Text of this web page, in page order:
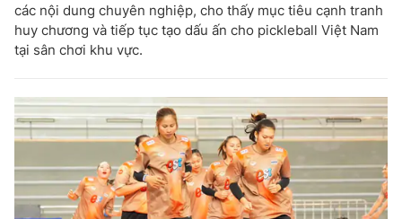
các nội dung chuyên nghiệp, cho thấy mục tiêu cạnh tranh
huy chương và tiếp tục tạo dấu ấn cho pickleball Việt Nam
tại sân chơi khu vực.